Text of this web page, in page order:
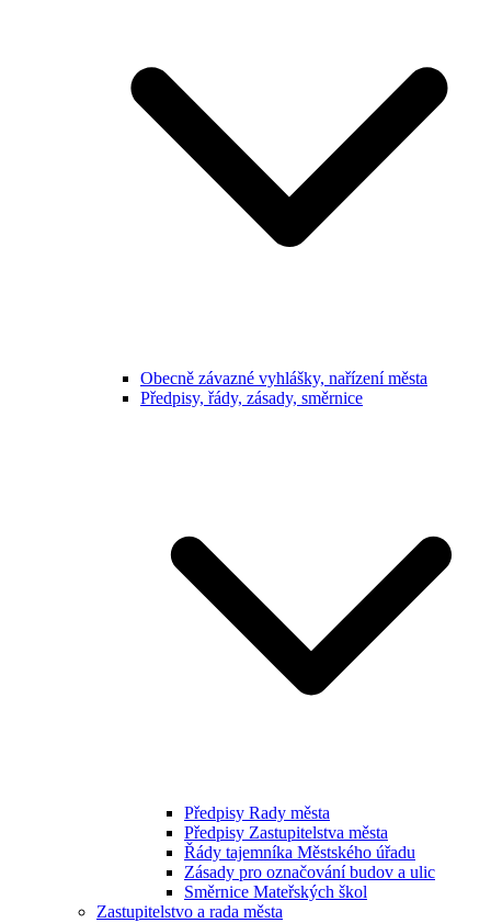
Obecně závazné vyhlášky, nařízení města
Předpisy, řády, zásady, směrnice
Předpisy Rady města
Předpisy Zastupitelstva města
Řády tajemníka Městského úřadu
Zásady pro označování budov a ulic
Směrnice Mateřských škol
Zastupitelstvo a rada města